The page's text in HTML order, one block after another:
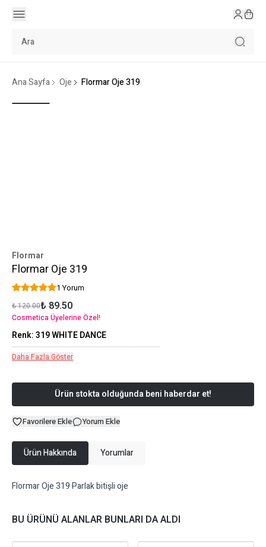
Ana Sayfa Oje Flormar Oje 319
Flormar
Flormar Oje 319
1 Yorum
₺ 120.00₺ 89.50
Cosmetica Üyelerine Özel!
Renk:319 WHITE DANCE
Daha Fazla Göster
Ürün stokta olduğunda beni haberdar et!
Favorilere Ekle Yorum Ekle
Ürün Hakkında Yorumlar
Flormar Oje 319 Parlak bitişli oje
BU ÜRÜNÜ ALANLAR BUNLARI DA ALDI